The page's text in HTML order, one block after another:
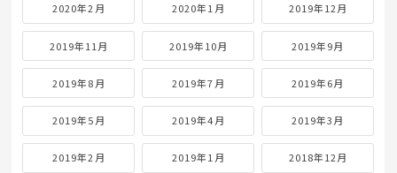
2020年2月 2020年1月 2019年12月
2019年11月 2019年10月 2019年9月
2019年8月 2019年7月 2019年6月
2019年5月 2019年4月 2019年3月
2019年2月 2019年1月 2018年12月